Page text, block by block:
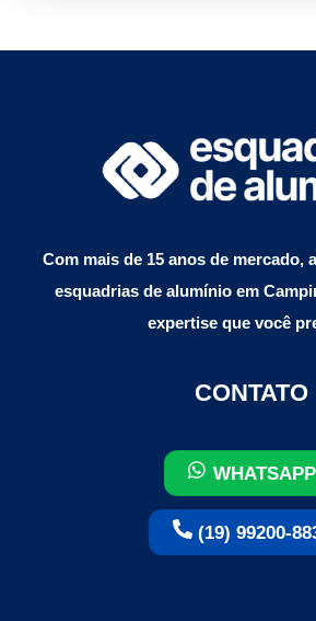
Com mais de 15 anos de mercado,
esquadrias de alumínio em
expertise que você
CONTATO
WHATSAPP
(19) 99200-